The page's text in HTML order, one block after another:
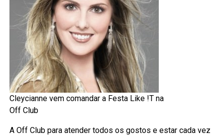
Cleycianne vem comandar a Festa Like !T na
Off Club
A Off Club para atender todos os gostos e estar cada vez